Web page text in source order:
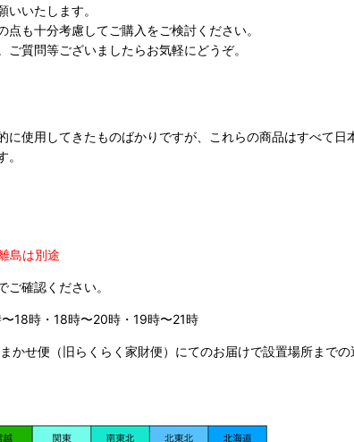
いたします。
も十分考慮してご購入をご検討ください。
質問等ございましたらお気軽にどうぞ。
使用してきたものばかりですが、これらの商品はすべて
島は別途
確認ください。
18時・18時〜20時・19時〜21時
せ便（旧らくらく家財便）にてのお届けで設置場所まで